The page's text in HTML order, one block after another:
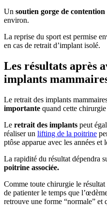
Un soutien gorge de contention
environ.
La reprise du sport est permise
en cas de retrait d’implant isolé.
Les résultats après
implants
Le retrait des implants
importante quand cette
Le retrait des implants peut
réaliser un lifting de la poitrine
ptôse apparue avec les années et
La rapidité du résultat dépendra
poitrine associée.
Comme toute chirurgie le
de patienter le temps que
retrouve une forme “normale” et